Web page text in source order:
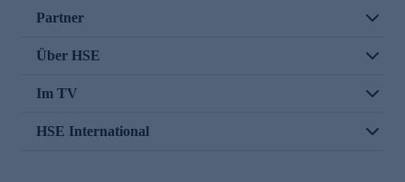
Partner
Über HSE
Im TV
HSE International